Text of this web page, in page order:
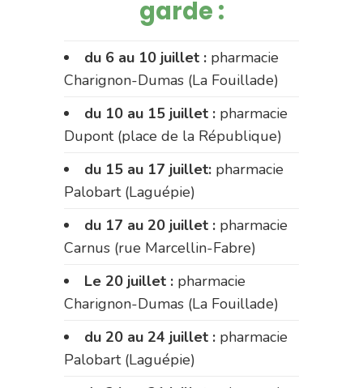
garde :
du 6 au 10 juillet : pharmacie
Charignon-Dumas (La Fouillade)
du 10 au 15 juillet : pharmacie
Dupont (place de la République)
du 15 au 17 juillet: pharmacie
Palobart (Laguépie)
du 17 au 20 juillet : pharmacie
Carnus (rue Marcellin-Fabre)
Le 20 juillet : pharmacie
Charignon-Dumas (La Fouillade)
du 20 au 24 juillet : pharmacie
Palobart (Laguépie)